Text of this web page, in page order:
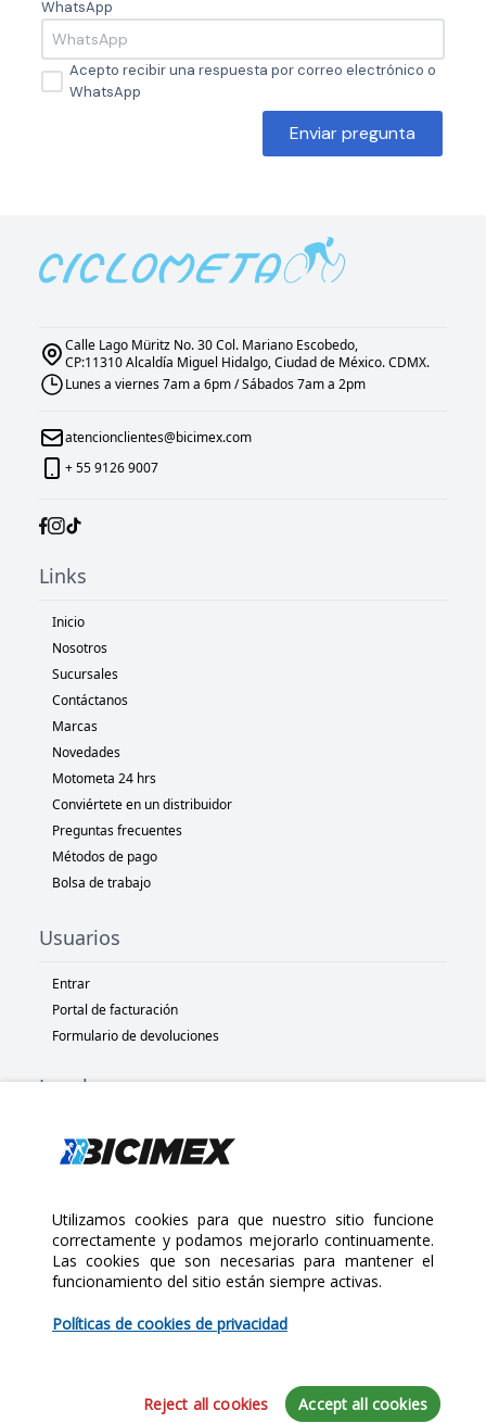
$25.00
WhatsApp
Acepto recibir una respuesta por correo electrónico o
WhatsApp
Enviar pregunta
Calle Lago Müritz No. 30 Col. Mariano Escobedo,
CP:11310 Alcaldía Miguel Hidalgo, Ciudad de México. CDMX.
Lunes a viernes 7am a 6pm / Sábados 7am a 2pm
atencionclientes@bicimex.com
+ 55 9126 9007
Links
Inicio
Nosotros
Sucursales
Contáctanos
Marcas
Novedades
Motometa 24 hrs
Conviértete en un distribuidor
Preguntas frecuentes
Métodos de pago
Bolsa de trabajo
Usuarios
Entrar
Portal de facturación
Formulario de devoluciones
Legal
Políticas de privacidad
Políticas de devolución
Copyright 2025 Bicimex®. All rights reserved. Today is Sábado,
Agosto 8, 2026
Utilizamos cookies para que nuestro sitio funcione
correctamente y podamos mejorarlo continuamente.
Las cookies que son necesarias para mantener el
funcionamiento del sitio están siempre activas.
Políticas de cookies de privacidad
Reject all cookies Accept all cookies